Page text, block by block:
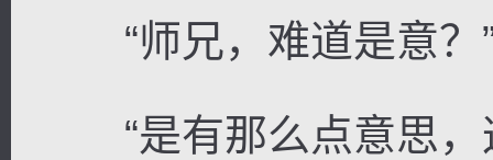
“师兄，难道是意？
“是有那么点意思，